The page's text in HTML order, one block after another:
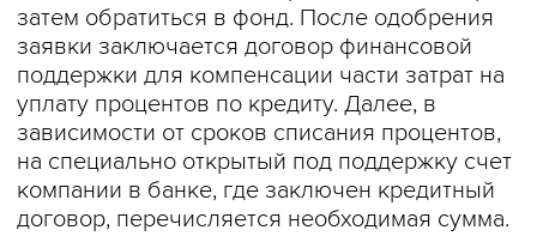
затем обратиться в фонд. После одобрения
заявки заключается договор финансовой
поддержки для компенсации части затрат на
уплату процентов по кредиту. Далее, в
зависимости от сроков списания процентов,
на специально открытый под поддержку счет
компании в банке, где заключен кредитный
договор, перечисляется необходимая сумма.